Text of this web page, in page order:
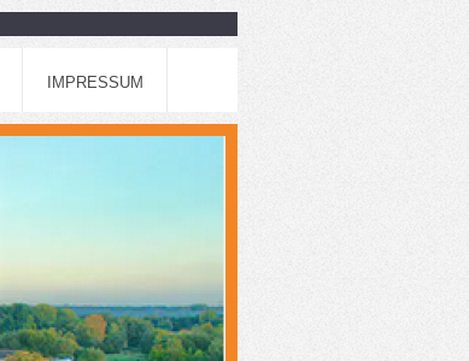
IMPRESSUM